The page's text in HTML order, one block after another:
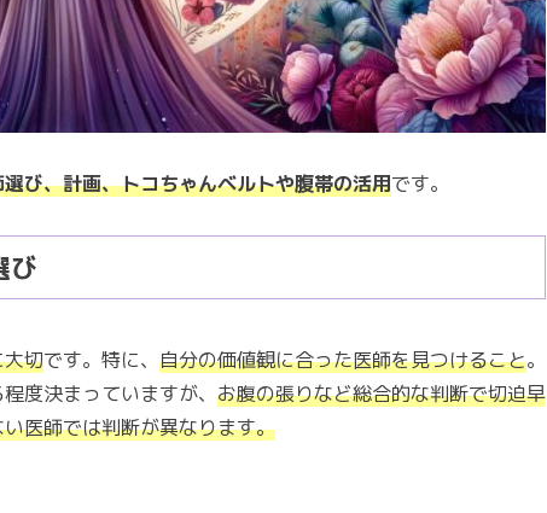
び、計画、トコちゃんベルトや腹帯の活用です。
び
切です。特に、 自分の価値観に合った医師を見つけること。
度決まっていますが、 お腹の張りなど総合的な判断で切迫早
医師では判断が異なります。